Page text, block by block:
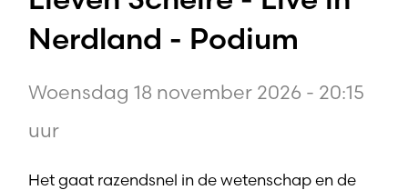
Nerdland - Podium
Woensdag 18 november 2026 - 20:15
uur
Het gaat razendsnel in de wetenschap en de